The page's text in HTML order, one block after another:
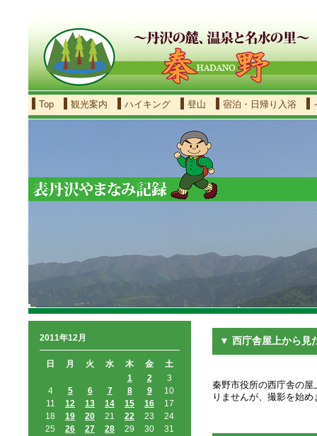
Top 観光案内 ハイキング 登山 宿泊・日帰り入浴
2011年12月
日 月 火 水 木 金
土
1
2
3
4
5 6 7 8 9
10
11
12 13 14 15 16
17
18
19 20 21 22 23
24
25
26 27 28 29 30 31
▼ 西庁舎屋上から見
秦野市役所の西庁舎の
りませんが、撮影を始